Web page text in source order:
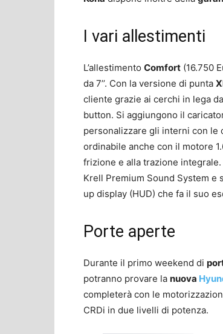
I vari allestimenti
L’allestimento Comfort (16.750
da 7’’. Con la versione di punta
cliente grazie ai cerchi in lega
button. Si aggiungono il
personalizzare gli interni con le
ordinabile anche con il motore
frizione e alla trazione integrale.
Krell Premium Sound System e
up display (HUD) che fa il suo
Porte aperte
Durante il primo weekend di
potranno provare la nuova
completerà con le
CRDi in due livelli di potenza.